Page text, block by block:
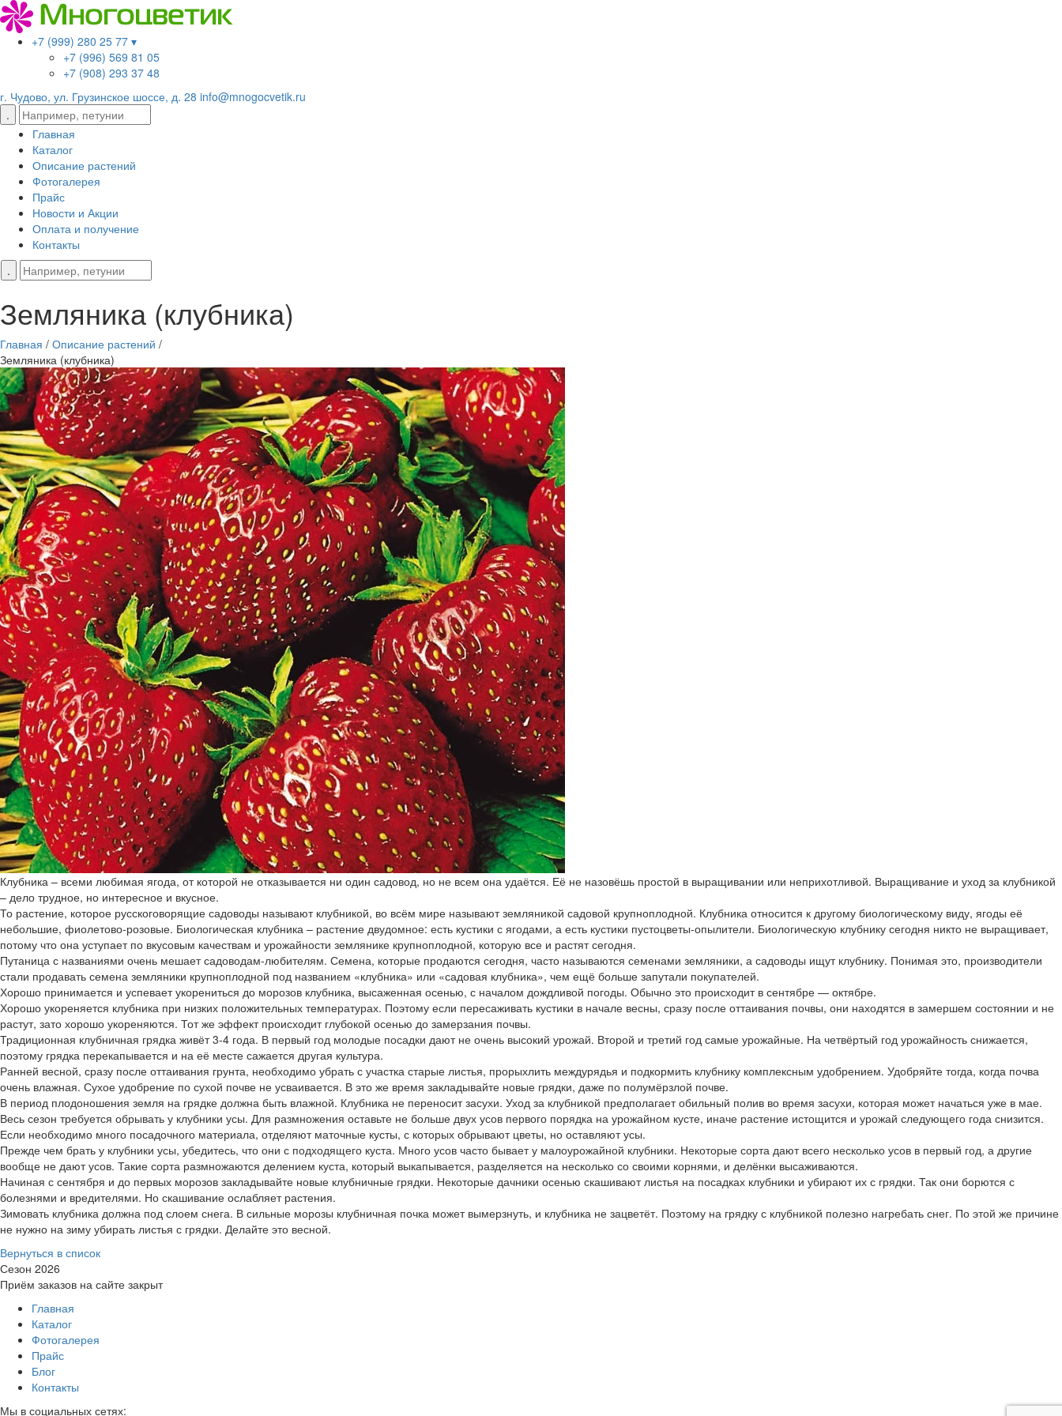
+7 (999) 280 25 77 ▾
+7 (996) 569 81 05
+7 (908) 293 37 48
г. Чудово, ул. Грузинское шоссе, д. 28 info@mnogocvetik.ru
Главная
Каталог
Описание растений
Фотогалерея
Прайс
Новости и Акции
Оплата и получение
Контакты
Земляника (клубника)
Главная / Описание растений /
Земляника (клубника)
Клубника – всеми любимая ягода, от которой не отказывается ни один садовод, но не всем она удаётся. Её не назовёшь простой в выращивании или неприхотливой. Выращивание и уход за клубникой
– дело трудное, но интересное и вкусное.
То растение, которое русскоговорящие садоводы называют клубникой, во всём мире называют земляникой садовой крупноплодной. Клубника относится к другому биологическому виду, ягоды её
небольшие, фиолетово-розовые. Биологическая клубника – растение двудомное: есть кустики с ягодами, а есть кустики пустоцветы-опылители. Биологическую клубнику сегодня никто не выращивает,
потому что она уступает по вкусовым качествам и урожайности землянике крупноплодной, которую все и растят сегодня.
Путаница с названиями очень мешает садоводам-любителям. Семена, которые продаются сегодня, часто называются семенами земляники, а садоводы ищут клубнику. Понимая это, производители
стали продавать семена земляники крупноплодной под названием «клубника» или «садовая клубника», чем ещё больше запутали покупателей.
Хорошо принимается и успевает укорениться до морозов клубника, высаженная осенью, с началом дождливой погоды. Обычно это происходит в сентябре — октябре.
Хорошо укореняется клубника при низких положительных температурах. Поэтому если пересаживать кустики в начале весны, сразу после оттаивания почвы, они находятся в замершем состоянии и не
растут, зато хорошо укореняются. Тот же эффект происходит глубокой осенью до замерзания почвы.
Традиционная клубничная грядка живёт 3-4 года. В первый год молодые посадки дают не очень высокий урожай. Второй и третий год самые урожайные. На четвёртый год урожайность снижается,
поэтому грядка перекапывается и на её месте сажается другая культура.
Ранней весной, сразу после оттаивания грунта, необходимо убрать с участка старые листья, прорыхлить междурядья и подкормить клубнику комплексным удобрением. Удобряйте тогда, когда почва
очень влажная. Сухое удобрение по сухой почве не усваивается. В это же время закладывайте новые грядки, даже по полумёрзлой почве.
В период плодоношения земля на грядке должна быть влажной. Клубника не переносит засухи. Уход за клубникой предполагает обильный полив во время засухи, которая может начаться уже в мае.
Весь сезон требуется обрывать у клубники усы. Для размножения оставьте не больше двух усов первого порядка на урожайном кусте, иначе растение истощится и урожай следующего года снизится.
Если необходимо много посадочного материала, отделяют маточные кусты, с которых обрывают цветы, но оставляют усы.
Прежде чем брать у клубники усы, убедитесь, что они с подходящего куста. Много усов часто бывает у малоурожайной клубники. Некоторые сорта дают всего несколько усов в первый год, а другие
вообще не дают усов. Такие сорта размножаются делением куста, который выкапывается, разделяется на несколько со своими корнями, и делёнки высаживаются.
Начиная с сентября и до первых морозов закладывайте новые клубничные грядки. Некоторые дачники осенью скашивают листья на посадках клубники и убирают их с грядки. Так они борются с
болезнями и вредителями. Но скашивание ослабляет растения.
Зимовать клубника должна под слоем снега. В сильные морозы клубничная почка может вымерзнуть, и клубника не зацветёт. Поэтому на грядку с клубникой полезно нагребать снег. По этой же причине
не нужно на зиму убирать листья с грядки. Делайте это весной.
Вернуться в список
Сезон 2026
Приём заказов на сайте закрыт
Главная
Каталог
Фотогалерея
Прайс
Блог
Контакты
Мы в социальных сетях: